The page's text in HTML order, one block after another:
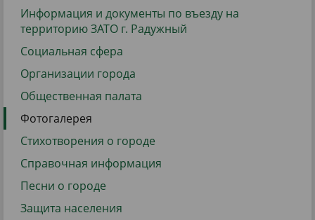
Информация и документы по въезду на
территорию ЗАТО г. Радужный
Социальная сфера
Организации города
Общественная палата
Фотогалерея
Стихотворения о городе
Справочная информация
Песни о городе
Защита населения